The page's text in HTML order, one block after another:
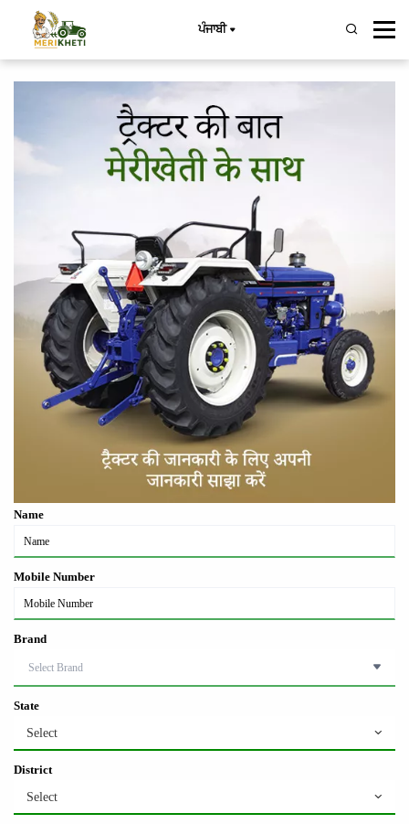
ਪੰਜਾਬੀ
Name
Mobile Number
Brand
State
Select
District
Select